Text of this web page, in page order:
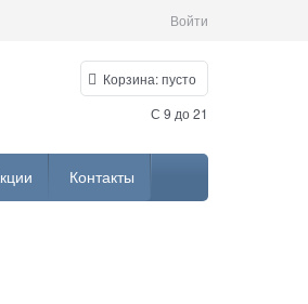
Войти
Корзина:пусто
С 9 до 21
Контакты